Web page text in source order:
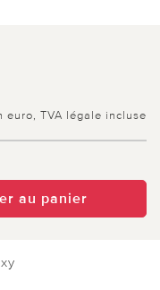
euro, TVA légale incluse
au panier